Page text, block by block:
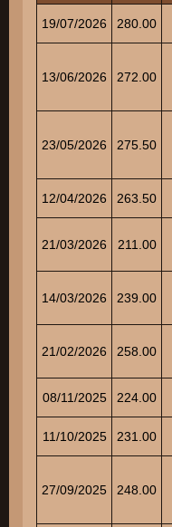
19/07/2026 280.00
13/06/2026 272.00
23/05/2026 275.50
12/04/2026 263.50
21/03/2026 211.00
14/03/2026 239.00
21/02/2026 258.00
08/11/2025 224.00
11/10/2025 231.00
27/09/2025 248.00